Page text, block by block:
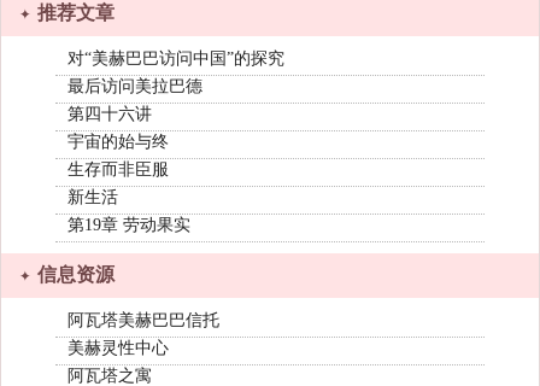
推荐文章
对“美赫巴巴访问中国”的探究
最后访问美拉巴德
第四十六讲
宇宙的始与终
生存而非臣服
新生活
第19章 劳动果实
信息资源
阿瓦塔美赫巴巴信托
美赫灵性中心
阿瓦塔之寓